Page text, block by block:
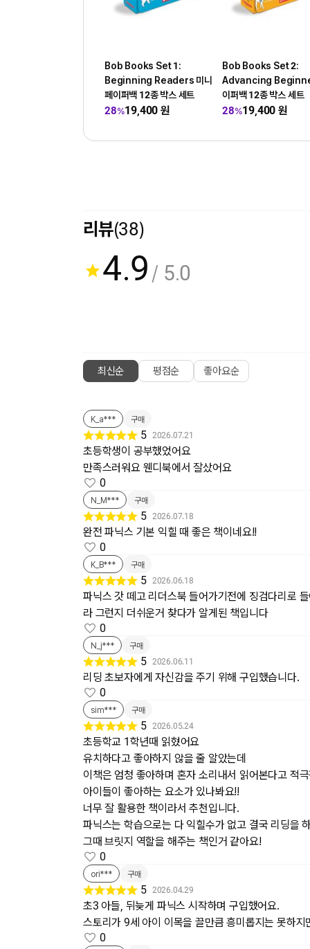
Bob Books Set 1:
Beginning Readers 미니
페이퍼백 12종 박스 세트
28%19,400원
Bob Books Set 2:
Advancing
이퍼백 12종 박스 세트
28%19,400원
리뷰(38)
4.9/ 5.0
최신순 평점순 좋아요순
K_a*** 구매
5 2026.07.21
초등학생이 공부했었어요
만족스러워요 웬디북에서 잘샀어요
0
N_M*** 구매
5 2026.07.18
완전 파닉스 기본 익힐 때 좋은 책이네요!!
0
K_B*** 구매
5 2026.06.18
파닉스 갓 떼고 리더스북 들어가기전에 징검다리로
라 그런지 더쉬운거 찾다가 알게된 책입니다
0
N_j*** 구매
5 2026.06.11
리딩 초보자에게 자신감을 주기 위해 구입했습니다.
0
sim*** 구매
5 2026.05.24
초등학교 1학년때 읽혔어요
유치하다고 좋아하지 않을 줄 알았는데
이책은 엄청 좋아하며 혼자 소리내서 읽어본다고 적
아이들이 좋아하는 요소가 있나봐요!!
너무 잘 활용한 책이라서 추천입니다.
파닉스는 학습으로는 다 익힐수가 없고 결국 리딩을
그때 브릿지 역할을 해주는 책인거 같아요!
0
ori*** 구매
5 2026.04.29
초3 아들, 뒤늦게 파닉스 시작하며 구입했어요.
스토리가 9세 아이 이목을 끌만큼 흥미롭지는 못하
0